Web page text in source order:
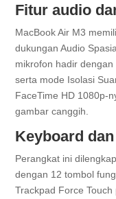
Fitur audio
MacBook Air M3
dukungan Audio
mikrofon hadir
serta mode Isolasi
FaceTime HD 1080p-
gambar canggih.
Keyboard
Perangkat ini
dengan 12 tombol
Trackpad Force